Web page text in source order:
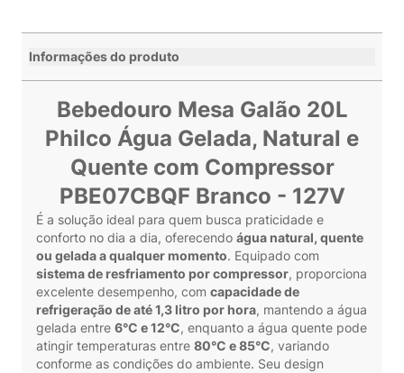
Informações do produto
Bebedouro Mesa Galão 20L
Philco Água Gelada, Natural e
Quente com Compressor
PBE07CBQF Branco - 127V
É a solução ideal para quem busca praticidade e
conforto no dia a dia, oferecendo água natural, quente
ou gelada a qualquer momento. Equipado com
sistema de resfriamento por compressor, proporciona
excelente desempenho, com capacidade de
refrigeração de até 1,3 litro por hora, mantendo a água
gelada entre 6°C e 12°C, enquanto a água quente pode
atingir temperaturas entre 80°C e 85°C, variando
conforme as condições do ambiente. Seu design